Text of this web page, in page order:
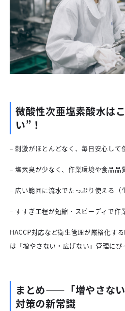
微酸性次亜塩素酸水は
い”！
– 刺激がほとんどなく、毎日安心して
– 塩素臭が少なく、作業環境や食品品
– 広い範囲に流水でたっぷり使える（
– すすぎ工程が短縮・スピーディで作
HACCP対応など衛生管理が厳格化す
は「増やさない・広げない」管理にぴ
まとめ——「増やさな
対策の新常識